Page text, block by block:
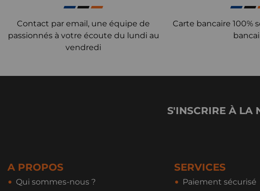
Contact par email, une équipe de
passionnés à votre écoute du lundi au
vendredi
Carte bancaire 100%
S'INSCRIRE À LA
A PROPOS
Qui sommes-nous ?
SERVICES
Paiement sécurisé